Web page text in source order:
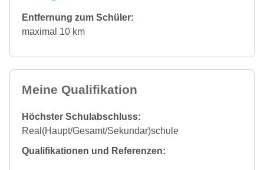
Entfernung zum Schüler:
maximal 10 km
Meine Qualifikation
Höchster Schulabschluss:
Real(Haupt/Gesamt/Sekundar)schule
Qualifikationen und Referenzen: